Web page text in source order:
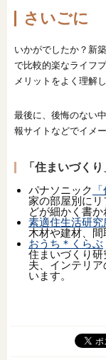
さいごに
いかがでしたか？新
で比較的楽なライフ
メリットをよく理解
最後に、後悔のない
報サイトなどでイメ
「住まいづく
パナソニック
家の部屋別に
どが細かく書か
素適住生活研究
木材や建材、間
おうち＊くらぶ
住まいづくり
夫、インテリ
います。